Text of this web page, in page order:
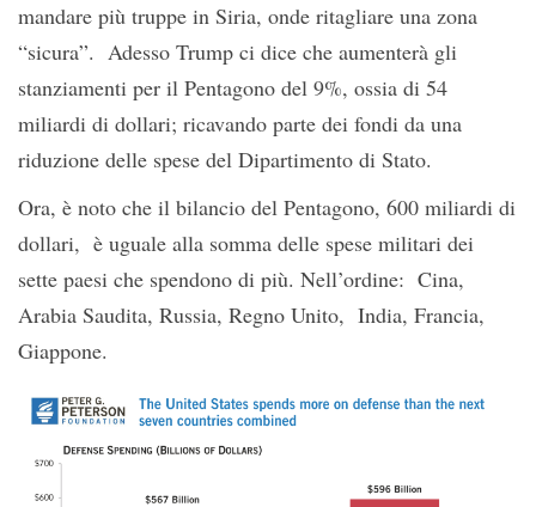
mandare più truppe in Siria, onde ritagliare una zona
“sicura”. Adesso Trump ci dice che aumenterà gli
stanziamenti per il Pentagono del 9%, ossia di 54
miliardi di dollari; ricavando parte dei fondi da una
riduzione delle spese del Dipartimento di Stato.
Ora, è noto che il bilancio del Pentagono, 600 miliardi di
dollari, è uguale alla somma delle spese militari dei
sette paesi che spendono di più. Nell’ordine: Cina,
Arabia Saudita, Russia, Regno Unito, India, Francia,
Giappone.